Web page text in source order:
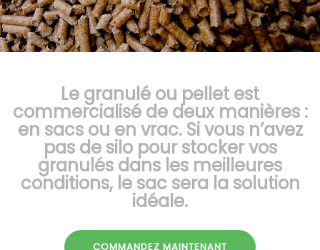
Le granulé ou pellet est
commercialisé de deux manières :
en sacs ou en vrac. Si vous n’avez
pas de silo pour stocker vos
granulés dans les meilleures
conditions, le sac sera la solution
idéale.
COMMANDEZ MAINTENANT